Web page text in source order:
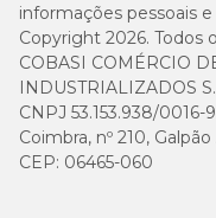
Sim. O suplemento foi
às necessidades
Posso substituir o
Hemolitan Pet está
informações pessoais e
Copyright 2026. Todos
COBASI COMÉRCIO
INDUSTRIALIZADOS
CNPJ 53.153.938/
Coimbra, nº 210,
CEP: 06465-060